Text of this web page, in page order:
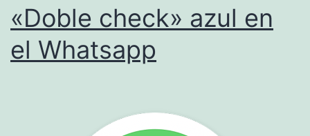
y
los
usó
Iphone
«Doble check» azul en
el Whatsapp